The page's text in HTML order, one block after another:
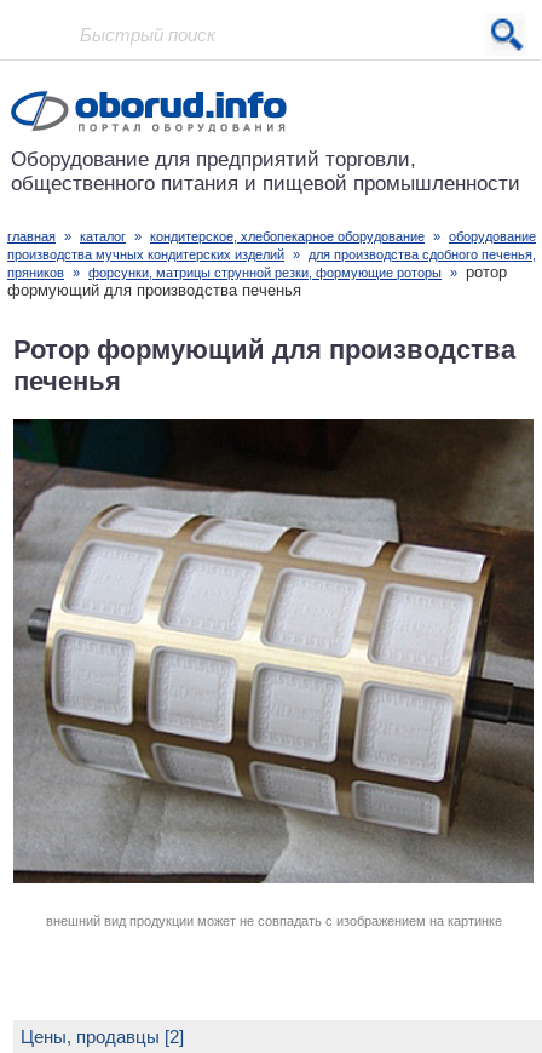
Проект основан в 2001 году
Оборудование для предприятий торговли,
общественного питания и пищевой промышленности
главная » каталог » кондитерское, хлебопекарное оборудование » оборудование
производства мучных кондитерских изделий »
для производства сдобного печенья,
пряников » форсунки, матрицы струнной резки, формующие роторы » ротор
формующий для производства печенья
Ротор формующий для производства
печенья
внешний вид продукции может не совпадать с изображением на картинке
Цены, продавцы [2]